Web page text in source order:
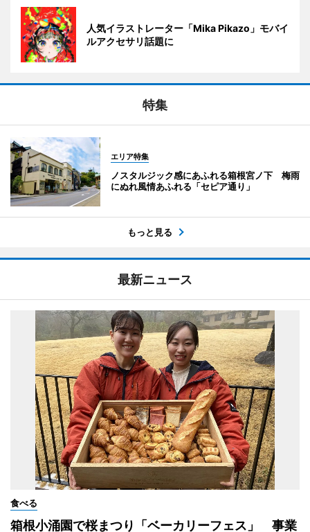
人気イラストレーター「Mika Pikazo」モバイ
ルアクセサリ話題に
特集
エリア特集
ノスタルジック感にあふれる箱根宮ノ下 梅雨
にぬれ風情あふれる「セピア通り」
もっと見る
最新ニュース
食べる
箱根小涌園で桜まつり「ベーカリーフェス」 事業